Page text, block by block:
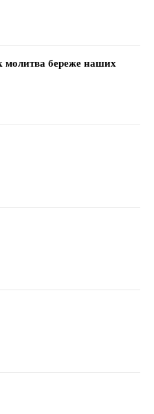
молитва береже наших